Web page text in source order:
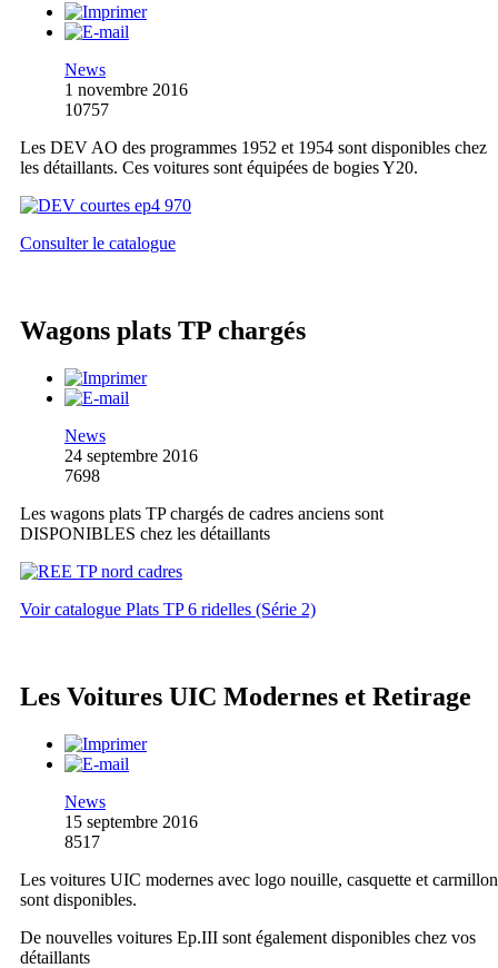
News
1 novembre 2016
10757
Les DEV AO des programmes 1952 et 1954 sont disponibles chez
les détaillants. Ces voitures sont équipées de bogies Y20.
Consulter le catalogue
Wagons plats TP chargés
News
24 septembre 2016
7698
Les wagons plats TP chargés de cadres anciens sont
DISPONIBLES chez les détaillants
Voir catalogue Plats TP 6 ridelles (Série 2)
Les Voitures UIC Modernes et Retirage
News
15 septembre 2016
8517
Les voitures UIC modernes avec logo nouille, casquette et carmillon
sont disponibles.
De nouvelles voitures Ep.III sont également disponibles chez vos
détaillants